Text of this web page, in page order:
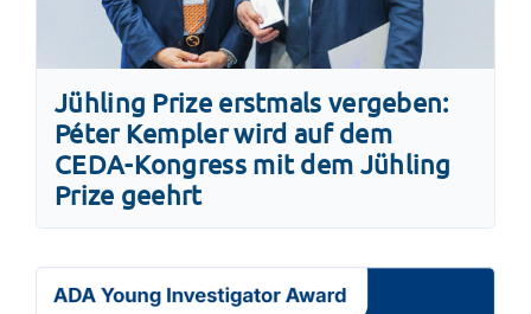
Jühling Prize erstmals vergeben:
Péter Kempler wird auf dem
CEDA-Kongress mit dem Jühling
Prize geehrt